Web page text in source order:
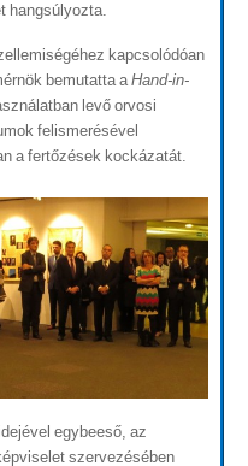
hangsúlyozta.
kapcsolódóan
bemutatta a Hand-in-
levő orvosi
felismerésével
a fertőzések kockázatát.
egybeeső, az
szervezésében